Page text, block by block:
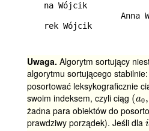
na Wójcik
rek Wójcik
Uwaga. Algorytm sortujący
algorytmu sortującego
posortować leksykograficznie
swoim indeksem, czyli ciąg (a0,
(a0,
żadna para obiektów do
prawdziwy porządek). Jeśli dla i
i